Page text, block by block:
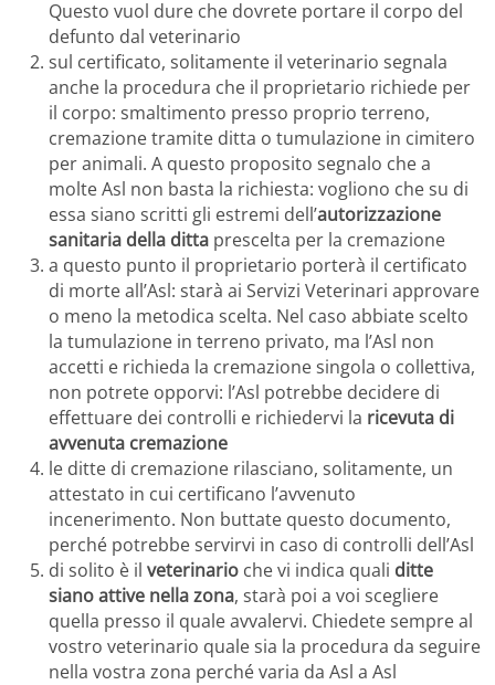
Questo vuol dure che dovrete portare il corpo del
defunto dal veterinario
sul certificato, solitamente il veterinario segnala
anche la procedura che il proprietario richiede per
il corpo: smaltimento presso proprio terreno,
cremazione tramite ditta o tumulazione in cimitero
per animali. A questo proposito segnalo che a
molte Asl non basta la richiesta: vogliono che su di
essa siano scritti gli estremi dell’autorizzazione
sanitaria della ditta prescelta per la cremazione
a questo punto il proprietario porterà il certificato
di morte all’Asl: starà ai Servizi Veterinari approvare
o meno la metodica scelta. Nel caso abbiate scelto
la tumulazione in terreno privato, ma l’Asl non
accetti e richieda la cremazione singola o collettiva,
non potrete opporvi: l’Asl potrebbe decidere di
effettuare dei controlli e richiedervi la ricevuta di
avvenuta cremazione
le ditte di cremazione rilasciano, solitamente, un
attestato in cui certificano l’avvenuto
incenerimento. Non buttate questo documento,
perché potrebbe servirvi in caso di controlli dell’Asl
di solito è il veterinario che vi indica quali ditte
siano attive nella zona, starà poi a voi scegliere
quella presso il quale avvalervi. Chiedete sempre al
vostro veterinario quale sia la procedura da seguire
nella vostra zona perché varia da Asl a Asl